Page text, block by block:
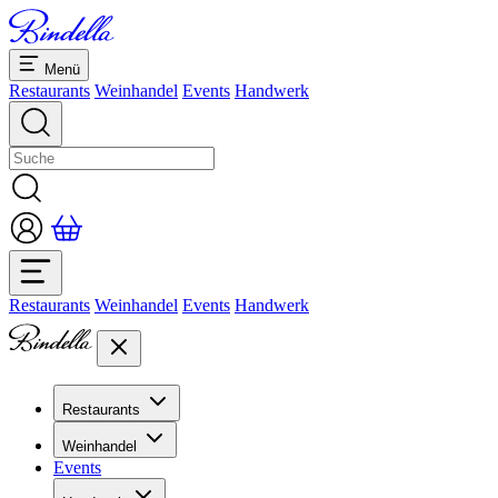
Menü
Restaurants Weinhandel Events Handwerk
Restaurants Weinhandel Events Handwerk
Restaurants
Übersicht Restaurants
Bankette & Events
Dolcezze
Weinhandel
Übersicht
Events